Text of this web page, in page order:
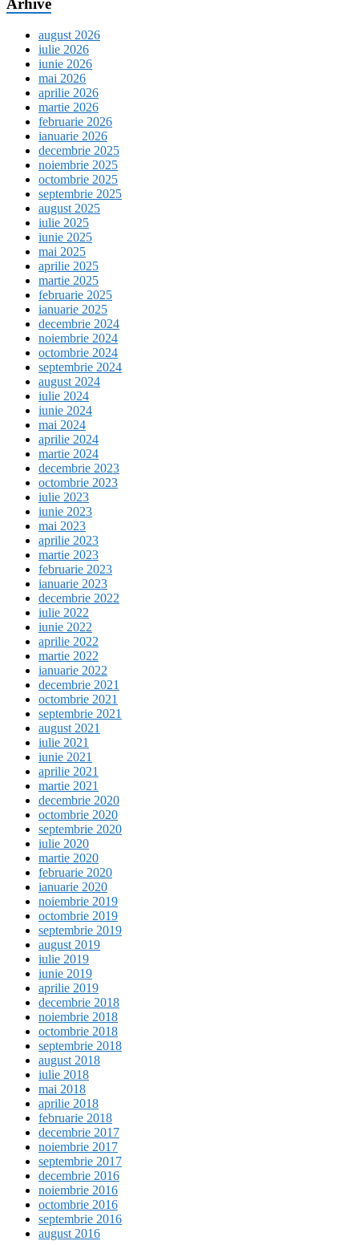
Arhive
august 2026
iulie 2026
iunie 2026
mai 2026
aprilie 2026
martie 2026
februarie 2026
ianuarie 2026
decembrie 2025
noiembrie 2025
octombrie 2025
septembrie 2025
august 2025
iulie 2025
iunie 2025
mai 2025
aprilie 2025
martie 2025
februarie 2025
ianuarie 2025
decembrie 2024
noiembrie 2024
octombrie 2024
septembrie 2024
august 2024
iulie 2024
iunie 2024
mai 2024
aprilie 2024
martie 2024
decembrie 2023
octombrie 2023
iulie 2023
iunie 2023
mai 2023
aprilie 2023
martie 2023
februarie 2023
ianuarie 2023
decembrie 2022
iulie 2022
iunie 2022
aprilie 2022
martie 2022
ianuarie 2022
decembrie 2021
octombrie 2021
septembrie 2021
august 2021
iulie 2021
iunie 2021
aprilie 2021
martie 2021
decembrie 2020
octombrie 2020
septembrie 2020
iulie 2020
martie 2020
februarie 2020
ianuarie 2020
noiembrie 2019
octombrie 2019
septembrie 2019
august 2019
iulie 2019
iunie 2019
aprilie 2019
decembrie 2018
noiembrie 2018
octombrie 2018
septembrie 2018
august 2018
iulie 2018
mai 2018
aprilie 2018
februarie 2018
decembrie 2017
noiembrie 2017
septembrie 2017
decembrie 2016
noiembrie 2016
octombrie 2016
septembrie 2016
august 2016